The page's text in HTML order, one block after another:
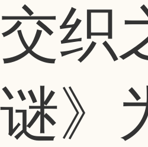
交织
谜》